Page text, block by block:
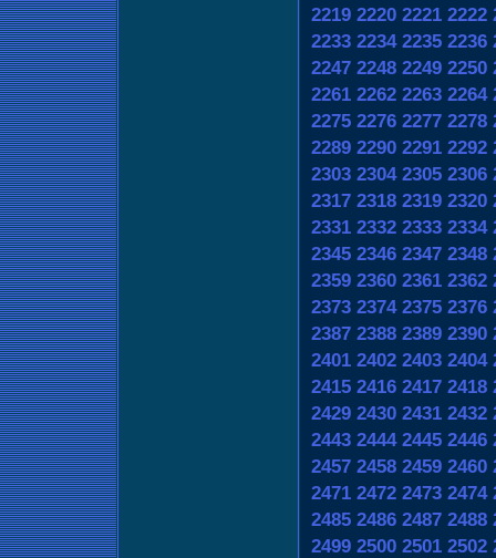
2219 2220 2221 2222
2233 2234 2235 2236
2247 2248 2249 2250
2261 2262 2263 2264
2275 2276 2277 2278
2289 2290 2291 2292
2303 2304 2305 2306
2317 2318 2319 2320
2331 2332 2333 2334
2345 2346 2347 2348
2359 2360 2361 2362
2373 2374 2375 2376
2387 2388 2389 2390
2401 2402 2403 2404
2415 2416 2417 2418
2429 2430 2431 2432
2443 2444 2445 2446
2457 2458 2459 2460
2471 2472 2473 2474
2485 2486 2487 2488
2499 2500 2501 2502